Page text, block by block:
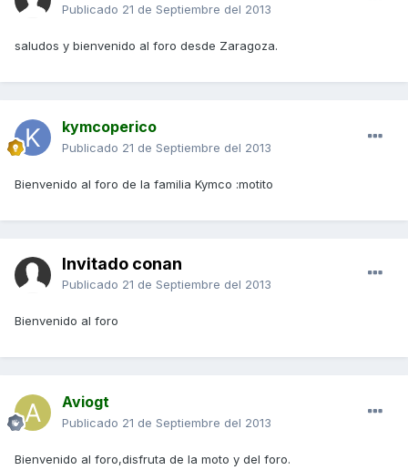
Publicado 21 de Septiembre del 2013
saludos y bienvenido al foro desde Zaragoza.
kymcoperico
Publicado 21 de Septiembre del 2013
Bienvenido al foro de la familia Kymco :motito
Invitado conan
Publicado 21 de Septiembre del 2013
Bienvenido al foro
Aviogt
Publicado 21 de Septiembre del 2013
Bienvenido al foro,disfruta de la moto y del foro.